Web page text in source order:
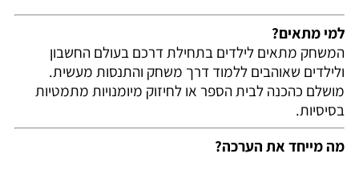
למי מתאים?
המשחק מתאים לילדים בתחילת דרכם בעולם החשבון
ולילדים שאוהבים ללמוד דרך משחק והתנסות מעשית.
מושלם כהכנה לבית הספר או לחיזוק מיומנויות מתמטיות
בסיסיות.
מה מייחד את הערכה?